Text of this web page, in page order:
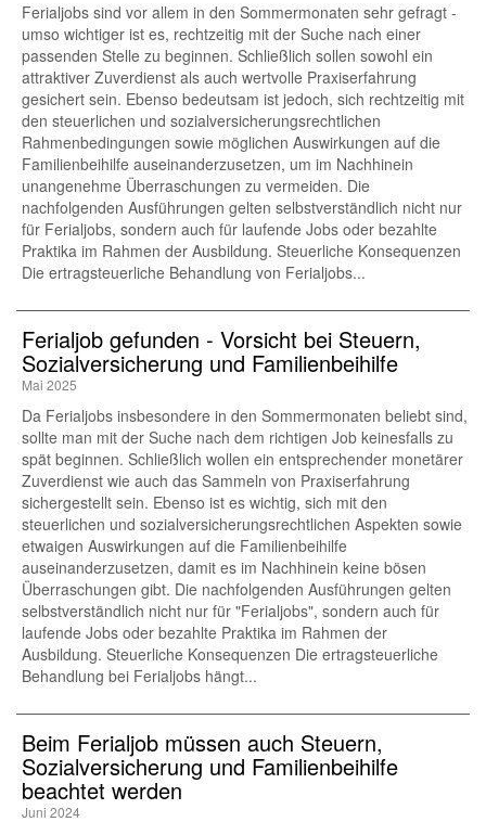
Ferialjobs sind vor allem in den Sommermonaten sehr gefragt -
umso wichtiger ist es, rechtzeitig mit der Suche nach einer
passenden Stelle zu beginnen. Schließlich sollen sowohl ein
attraktiver Zuverdienst als auch wertvolle Praxiserfahrung
gesichert sein. Ebenso bedeutsam ist jedoch, sich rechtzeitig mit
den steuerlichen und sozialversicherungsrechtlichen
Rahmenbedingungen sowie möglichen Auswirkungen auf die
Familienbeihilfe auseinanderzusetzen, um im Nachhinein
unangenehme Überraschungen zu vermeiden. Die
nachfolgenden Ausführungen gelten selbstverständlich nicht nur
für Ferialjobs, sondern auch für laufende Jobs oder bezahlte
Praktika im Rahmen der Ausbildung. Steuerliche Konsequenzen
Die ertragsteuerliche Behandlung von Ferialjobs...
Ferialjob gefunden - Vorsicht bei Steuern,
Sozialversicherung und Familienbeihilfe
Mai 2025
Da Ferialjobs insbesondere in den Sommermonaten beliebt sind,
sollte man mit der Suche nach dem richtigen Job keinesfalls zu
spät beginnen. Schließlich wollen ein entsprechender monetärer
Zuverdienst wie auch das Sammeln von Praxiserfahrung
sichergestellt sein. Ebenso ist es wichtig, sich mit den
steuerlichen und sozialversicherungsrechtlichen Aspekten sowie
etwaigen Auswirkungen auf die Familienbeihilfe
auseinanderzusetzen, damit es im Nachhinein keine bösen
Überraschungen gibt. Die nachfolgenden Ausführungen gelten
selbstverständlich nicht nur für "Ferialjobs", sondern auch für
laufende Jobs oder bezahlte Praktika im Rahmen der
Ausbildung. Steuerliche Konsequenzen Die ertragsteuerliche
Behandlung bei Ferialjobs hängt...
Beim Ferialjob müssen auch Steuern,
Sozialversicherung und Familienbeihilfe
beachtet werden
Juni 2024